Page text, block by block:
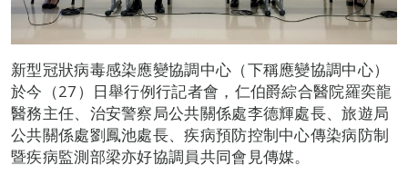
新型冠狀病毒感染應變協調中心（下稱應變協調中心）
於今（27）日舉行例行記者會，仁伯爵綜合醫院羅奕龍
醫務主任、治安警察局公共關係處李德輝處長、旅遊局
公共關係處劉鳳池處長、疾病預防控制中心傳染病防制
暨疾病監測部梁亦好協調員共同會見傳媒。